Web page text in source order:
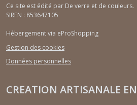
Ce site est édité par De verre et de couleurs.
SIREN : 853647105
Hébergement via eProShopping
Gestion des cookies
Données personnelles
CREATION ARTISANALE